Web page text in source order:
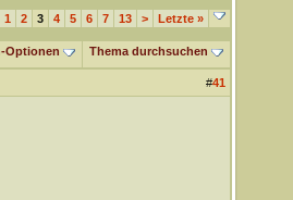
1 2 3 4 5 6 7 13 > Letzte »
Optionen Thema durchsuchen
#41